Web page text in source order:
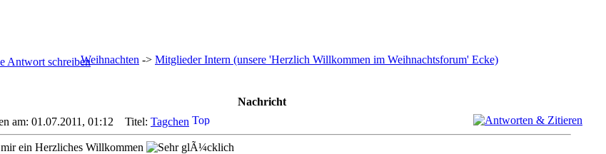
Weihnachten -> Mitglieder Intern (unsere 'Herzlich Willkommen im Weihnachtsforum' Ecke)
Nachricht
am: 01.07.2011, 01:12 Titel: Tagchen
ein Herzliches Willkommen